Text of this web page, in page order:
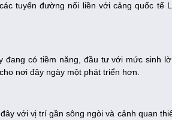
tuyến đường nối liền với cảng quốc tế
đang có tiềm năng, đầu tư với mức sinh
nơi đây ngày một phát triển hơn.
với vị trí gần sông ngòi và cảnh quan